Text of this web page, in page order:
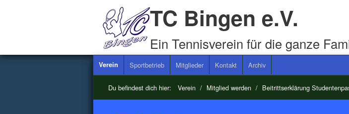
TC Bingen e.V.
Ein Tennisverein für die ganze
Verein Sportbetrieb Mitglieder Kontakt Archiv
Du befindest dich hier: Verein / Mitglied werden / Beitrittserklärung